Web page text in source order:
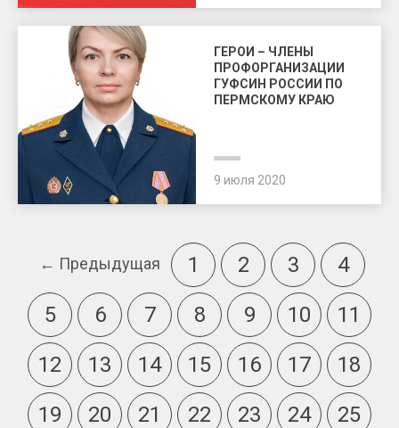
ГЕРОИ – ЧЛЕНЫ
ПРОФОРГАНИЗАЦИИ
ГУФСИН РОССИИ ПО
ПЕРМСКОМУ КРАЮ
9 июля 2020
← Предыдущая 1 2 3
4
5
6 7 8 9 10
11
12
13 14 15 16 17
18
19
20 21 22 23 24
25